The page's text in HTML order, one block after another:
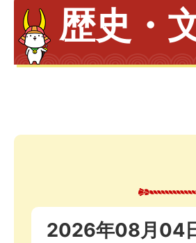
歴史・
2026年08月04